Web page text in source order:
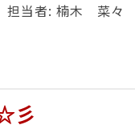
担当者: 楠木 菜々
彡